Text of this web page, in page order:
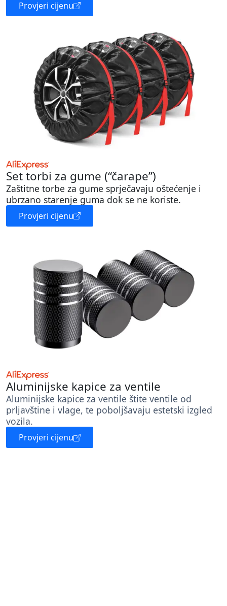
Provjeri cijenu
Set torbi za gume (“čarape”)
Zaštitne torbe za gume sprječavaju oštećenje i
ubrzano starenje guma dok se ne koriste.
Provjeri cijenu
Aluminijske kapice za ventile
Aluminijske kapice za ventile štite ventile od
prljavštine i vlage, te poboljšavaju estetski izgled
vozila.
Provjeri cijenu